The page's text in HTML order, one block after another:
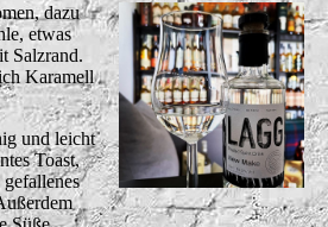
dazu
etwas
Salzrand.
Karamell
und leicht
Toast,